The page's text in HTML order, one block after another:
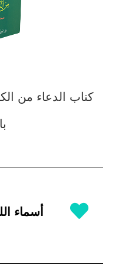
كتاب الدعاء من
أسماء